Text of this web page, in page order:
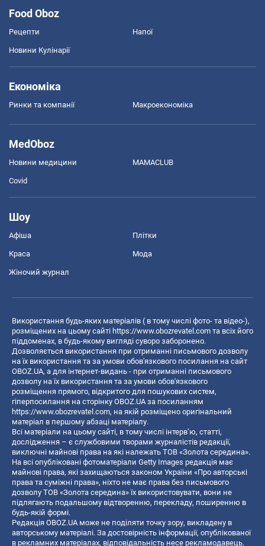
Food Oboz
Рецепти Напої
Новини Кулінарії
Економіка
Ринки та компанії Макроекономіка
MedOboz
Новини медицини MAMACLUB
Covid
Шоу
Афіша Плітки
Краса Мода
Жіночий журнал
Використання будь-яких матеріалів ( в тому числі фото- та відео-),
розміщених на цьому сайті https://www.obozrevatel.com та всіх його
піддоменах, в будь-якому вигляді суворо заборонено.
Дозволяється використання при отриманні письмового дозволу
на їх використання та за умови обов'язкового посилання на сайт
OBOZ.UA, а для інтернет-видань - при отриманні письмового
дозволу на їх використання та за умови обов'язкового
розміщення прямого, відкритого для пошукових систем,
гіперпосилання на сторінку OBOZ.UA за посиланням
https://www.obozrevatel.com, на якій розміщено оригінальний
матеріал в першому абзаці матеріалу.
Всі матеріали на цьому сайті, в тому числі інтерв’ю, статті,
дослідження – є службовими творами журналістів редакції,
виключні майнові права на які належать ТОВ «Золота середина».
На всі опубліковані фотоматеріали Getty Images редакція має
майнові права, які захищаються законом України «Про авторські
права та суміжні права», ніхто не має права без письмового
дозволу ТОВ «Золота середина» їх використовувати, вони не
підлягають подальшому відтворенню, перекладу, поширенню в
будь-якій формі.
Редакція OBOZ.UA може не поділяти точку зору, викладену в
авторському матеріалі. За достовірність інформації, опублікованої
в рекламних матеріалах, відповідальність несе рекламодавець.